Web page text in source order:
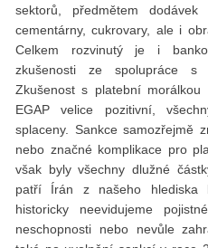
sektorů, předmětem
cementárny, cukrovary, ale i
Celkem rozvinutý je i
zkušenosti ze spolupráce s
Zkušenost s platební
EGAP velice pozitivní,
splaceny. Sankce samozřejmě
nebo značné komplikace pro
však byly všechny dlužné
patří Írán z našeho hlediska
historicky neevidujeme
neschopnosti nebo nevůle